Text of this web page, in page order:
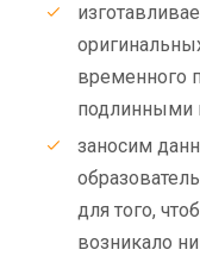
временного
подлинными
заносим
для того,
возникало